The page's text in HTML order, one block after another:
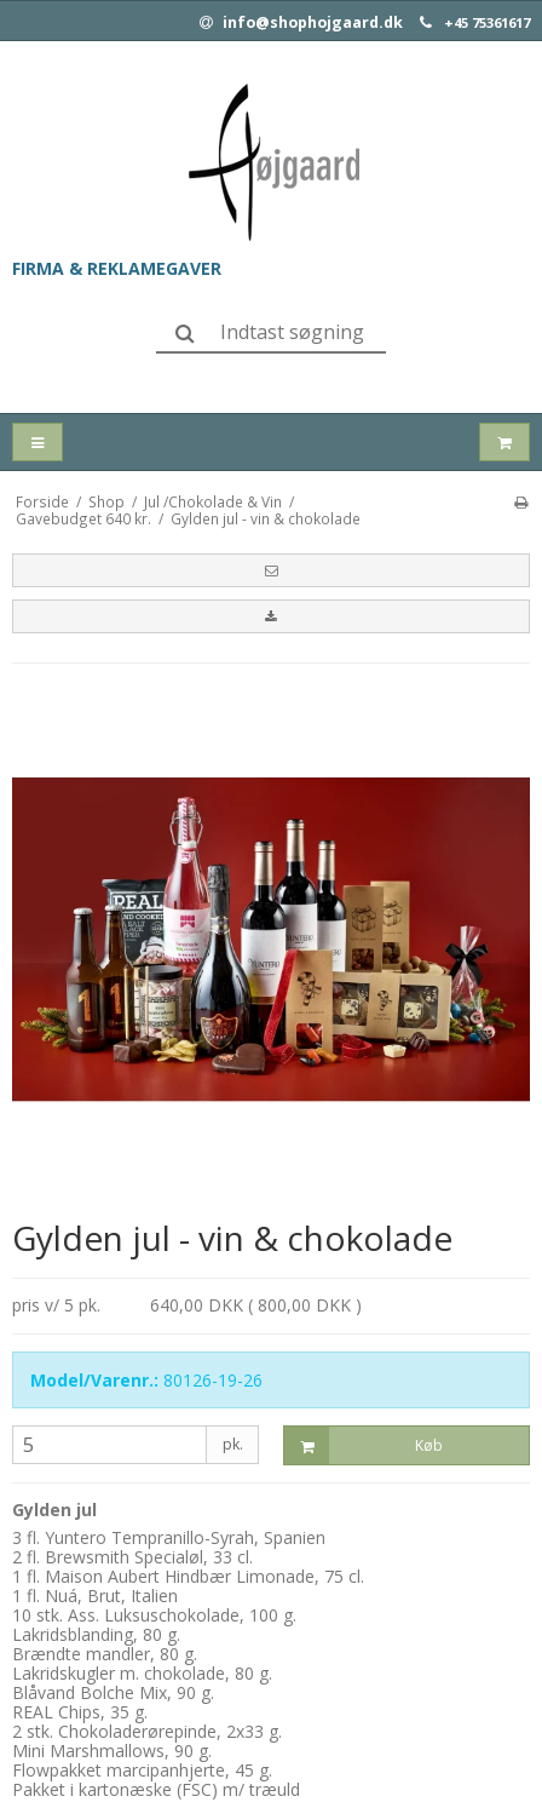
info@shophojgaard.dk +45 75361617
FIRMA & REKLAMEGAVER
Forside / Shop / Jul /Chokolade & Vin /
Gavebudget 640 kr. / Gylden jul - vin & chokolade
Gylden jul - vin & chokolade
pris v/ 5 pk. 640,00 DKK ( 800,00 DKK )
Model/Varenr.: 80126-19-26
pk. Køb
Gylden jul
3 fl. Yuntero Tempranillo-Syrah, Spanien
2 fl. Brewsmith Specialøl, 33 cl.
1 fl. Maison Aubert Hindbær Limonade, 75 cl.
1 fl. Nuá, Brut, Italien
10 stk. Ass. Luksuschokolade, 100 g.
Lakridsblanding, 80 g.
Brændte mandler, 80 g.
Lakridskugler m. chokolade, 80 g.
Blåvand Bolche Mix, 90 g.
REAL Chips, 35 g.
2 stk. Chokoladerørepinde, 2x33 g.
Mini Marshmallows, 90 g.
Flowpakket marcipanhjerte, 45 g.
Pakket i kartonæske (FSC) m/ træuld